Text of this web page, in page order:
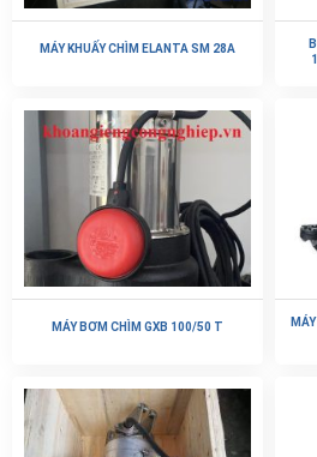
MÁY KHUẤY CHÌM ELANTA SM 28A
MÁY BƠM CHÌM GXB 100/50 T